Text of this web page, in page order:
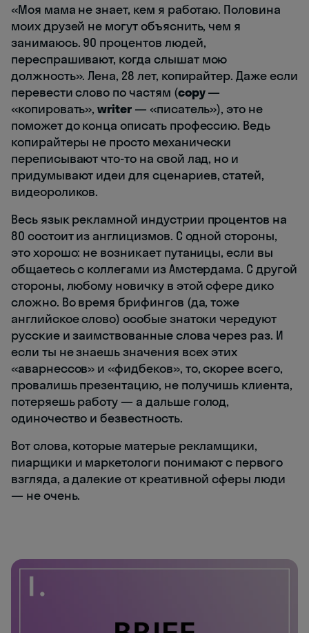
«Моя мама не знает, кем я работаю. Половина
моих друзей не могут объяснить, чем я
занимаюсь. 90 процентов людей,
переспрашивают, когда слышат мою
должность». Лена, 28 лет, копирайтер. Даже если
перевести слово по частям (copy—
«копировать»,writer — «писатель»), это не
поможет до конца описать профессию. Ведь
копирайтеры не просто механически
переписывают что-то на свой лад, но и
придумывают идеи для сценариев, статей,
видеороликов.
Весь язык рекламной индустрии процентов на
80 состоит из англицизмов. С одной стороны,
это хорошо: не возникает путаницы, если вы
общаетесь с коллегами из Амстердама. С другой
стороны, любому новичку в этой сфере дико
сложно. Во время брифингов (да, тоже
английское слово) особые знатоки чередуют
русские и заимствованные слова через раз. И
если ты не знаешь значения всех этих
«аварнессов» и «фидбеков», то, скорее всего,
провалишь презентацию, не получишь клиента,
потеряешь работу — а дальше голод,
одиночество и безвестность.
Вот слова, которые матерые рекламщики,
пиарщики и маркетологи понимают с первого
взгляда, а далекие от креативной сферы люди
— не очень.